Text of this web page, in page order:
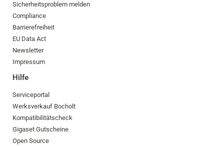
Sicherheitsproblem melden
Compliance
Barrierefreiheit
EU Data Act
Newsletter
Impressum
Hilfe
Serviceportal
Werksverkauf Bocholt
Kompatibilitätscheck
Gigaset Gutscheine
Open Source